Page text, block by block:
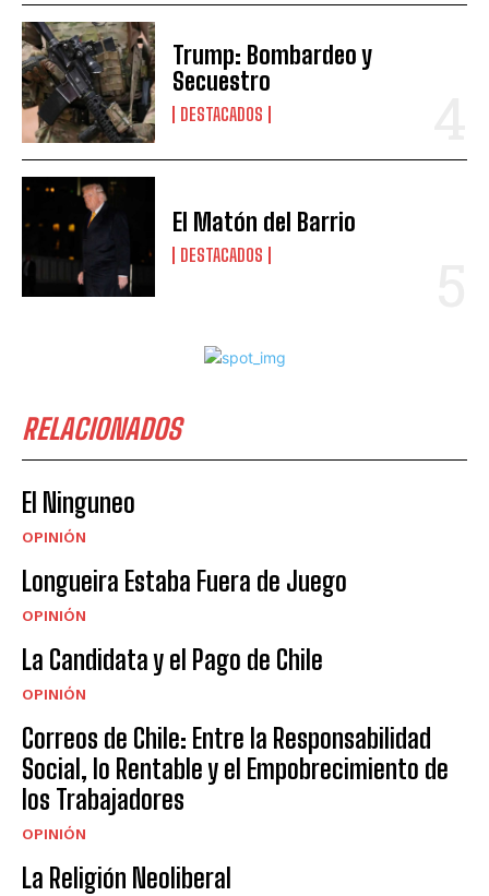
Trump: Bombardeo y
Secuestro
DESTACADOS
El Matón del Barrio
DESTACADOS
RELACIONADOS
El Ninguneo
OPINIÓN
Longueira Estaba Fuera de Juego
OPINIÓN
La Candidata y el Pago de Chile
OPINIÓN
Correos de Chile: Entre la Responsabilidad
Social, lo Rentable y el Empobrecimiento de
los Trabajadores
OPINIÓN
La Religión Neoliberal